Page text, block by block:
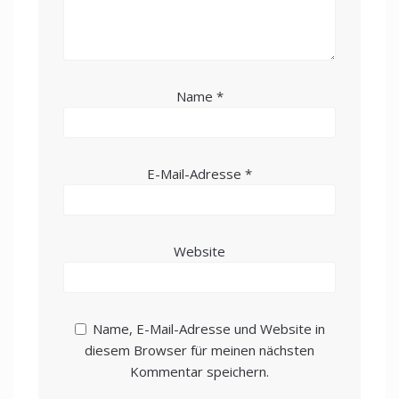
Name *
E-Mail-Adresse *
Website
Name, E-Mail-Adresse und Website in
diesem Browser für meinen nächsten
Kommentar speichern.